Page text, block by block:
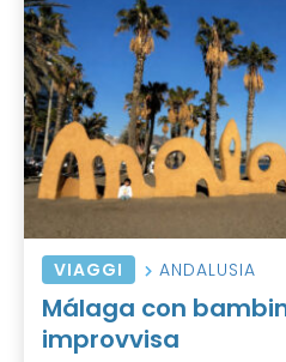
VIAGGI ANDALUSIA
Málaga con
improvvisa